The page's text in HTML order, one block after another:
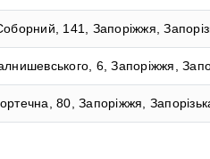
141, Запоріжжя,
6, Запоріжжя,
80, Запоріжжя,